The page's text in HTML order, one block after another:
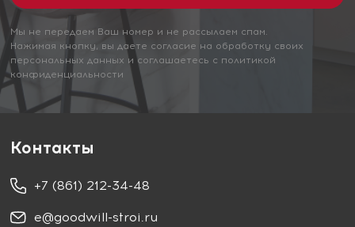
Мы не передаем Ваш номер и не рассылаем спам.
Нажимая кнопку, вы даете согласие на обработку своих
персональных данных и соглашаетесь с политикой
конфиденциальности
Контакты
+7 (861) 212-34-48
e@goodwill-stroi.ru